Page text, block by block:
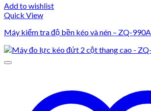
Add to wishlist
Quick View
Máy kiểm tra độ bền kéo và nén – ZQ-990A